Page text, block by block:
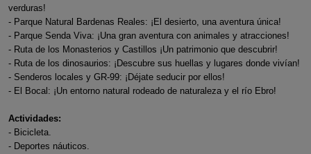
verduras!
- Parque Natural Bardenas Reales: ¡El desierto, una aventura única!
- Parque Senda Viva: ¡Una gran aventura con animales y atracciones!
- Ruta de los Monasterios y Castillos ¡Un patrimonio que descubrir!
- Ruta de los dinosaurios: ¡Descubre sus huellas y lugares donde vivían!
- Senderos locales y GR-99: ¡Déjate seducir por ellos!
- El Bocal: ¡Un entorno natural rodeado de naturaleza y el río Ebro!
Actividades:
- Bicicleta.
- Deportes náuticos.